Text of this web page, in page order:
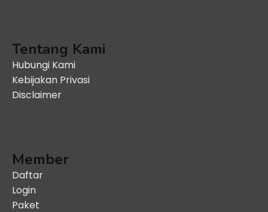
Tentang Kami
Hubungi Kami
Kebijakan Privasi
Disclaimer
Member
Daftar
Login
Paket